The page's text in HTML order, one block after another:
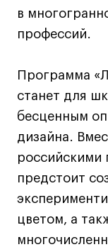
Маркетинг
Контент
Диджитал
Интерьер
Лайфстайл
Навыки
Онлайн
Маркетинг и
Искусство
Фотография
в
профессий.
Программа
станет для
бесценным
дизайна.
российскими
предстоит
цветом, а